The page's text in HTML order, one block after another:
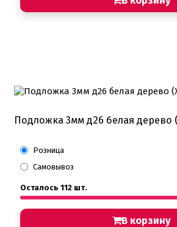
Подложка 3мм д26 белая дерево
Розница
Самовывоз
Осталось 112 шт.
В корзину